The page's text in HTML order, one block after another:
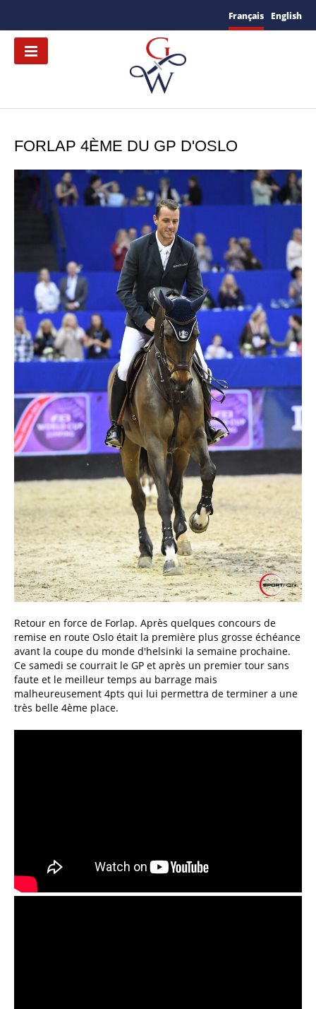
Français English
FORLAP 4ÈME DU GP D'OSLO
Retour en force de Forlap. Après quelques concours de
remise en route Oslo était la première plus grosse échéance
avant la coupe du monde d'helsinki la semaine prochaine.
Ce samedi se courrait le GP et après un premier tour sans
faute et le meilleur temps au barrage mais
malheureusement 4pts qui lui permettra de terminer a une
très belle 4ème place.